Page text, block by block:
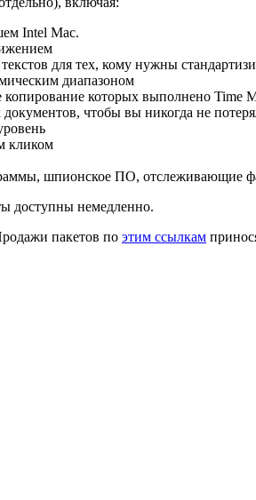
Intel Mac.
для тех, кому нужны
диапазоном
которых выполнено Time
чтобы вы никогда не
кликом
шпионское ПО, отслеживающие
доступны немедленно.
пакетов по этим ссылкам